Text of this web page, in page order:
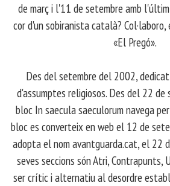
de març i l'11 de setembre amb
cor d'un sobiranista català?
«El Pregó».
Des del setembre del 2002,
d'assumptes religiosos. Des del 22
bloc In saecula saeculorum navega
bloc es converteix en web el 12 de
adopta el nom avantguarda.cat, el 22
seves seccions són Atri, Contrapunts,
ser crític i alternatiu al desordre